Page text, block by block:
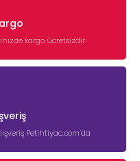
kargo ücretsizdir.
Petihtiyac.com’da